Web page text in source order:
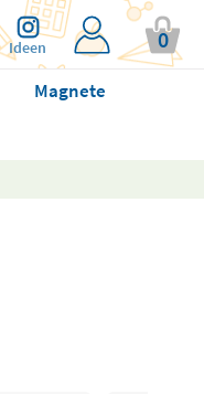
Ideen 0
Magnete